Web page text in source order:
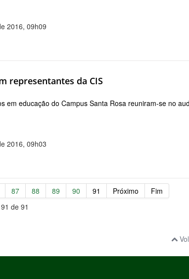
2016, 09h09
representantes da CIS
em educação do Campus Santa Rosa reuniram-se no
2016, 09h03
87 88 89 90 91 Próximo
Fim
de 91